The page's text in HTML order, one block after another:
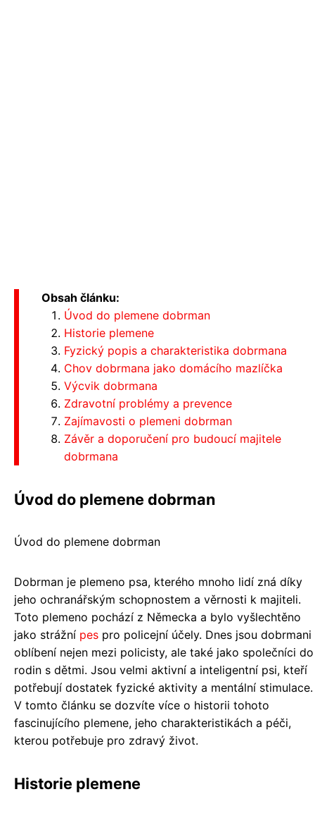
Obsah článku:
Úvod do plemene dobrman
Historie plemene
Fyzický popis a charakteristika dobrmana
Chov dobrmana jako domácího mazlíčka
Výcvik dobrmana
Zdravotní problémy a prevence
Zajímavosti o plemeni dobrman
Závěr a doporučení pro budoucí majitele
dobrmana
Úvod do plemene dobrman
Úvod do plemene dobrman
Dobrman je plemeno psa, kterého mnoho lidí zná díky
jeho ochranářským schopnostem a věrnosti k majiteli.
Toto plemeno pochází z Německa a bylo vyšlechtěno
jako strážní pes pro policejní účely. Dnes jsou dobrmani
oblíbení nejen mezi policisty, ale také jako společníci do
rodin s dětmi. Jsou velmi aktivní a inteligentní psi, kteří
potřebují dostatek fyzické aktivity a mentální stimulace.
V tomto článku se dozvíte více o historii tohoto
fascinujícího plemene, jeho charakteristikách a péči,
kterou potřebuje pro zdravý život.
Historie plemene